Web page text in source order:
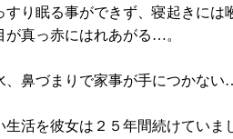
すり眠る事ができず、寝起きには
が真っ赤にはれあがる…。
、鼻づまりで家事が手につかない
生活を彼女は２５年間続けていま